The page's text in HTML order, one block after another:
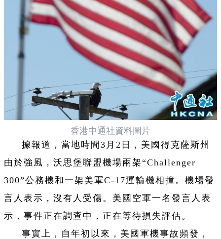
香港中通社資料圖片
據報道，當地時間3月2日，美國得克薩斯州
由於強風，沃思堡聯盟機場兩架“Challenger
300”公務機和一架美軍C-17運輸機相撞。機場發
言人表示，沒有人受傷。美國空軍一名發言人表
示，事件正在調查中，正在等待損失評估。
事實上，自年初以來，美國軍機事故頻發，